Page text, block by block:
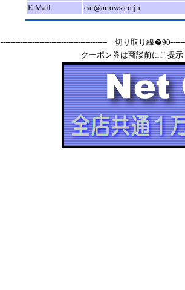
E-Mail
car@arrows.co.jp
-------------------------------------------- 切り取り線
クーポン券は商談前にご提